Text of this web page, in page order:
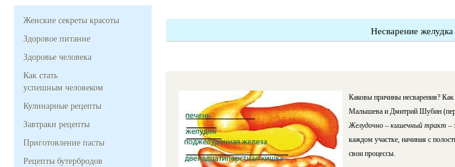
Женские секреты красоты
Здоровое питание
Здоровье человека
Как стать
успешным человеком
Кулинарные рецепты
Завтраки рецепты
Приготовление пасты
Рецепты бутербродов
Несварение желудка
Каковы причины несварения?
Малышева и Дмитрий Шубин
Желудочно – кишечный тракт –
каждом участке, начиная с
свои процессы.